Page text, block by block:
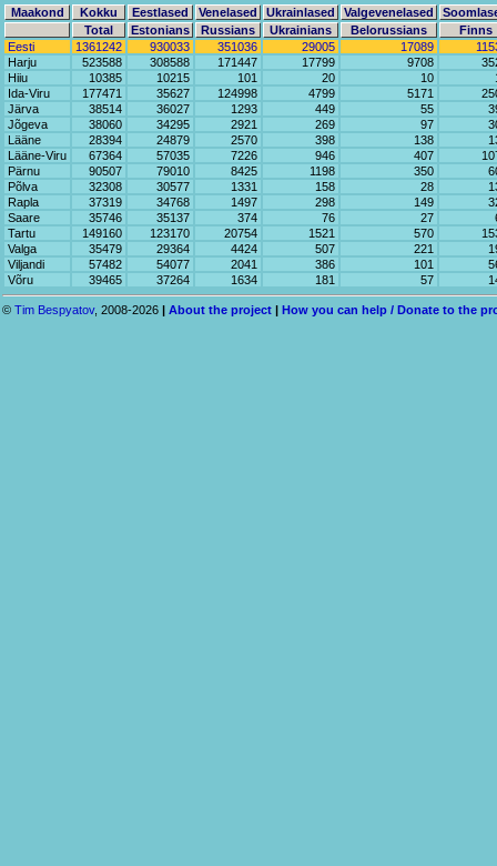
Maakond Kokku Eestlased Venelased Ukrainlased Valgevenelased
Total
Estonians Russians Ukrainians Belorussians
Finns
Eesti
1361242 930033 351036 29005 17089
Harju
523588 308588 171447 17799 9708
Hiiu
10385 10215 101 20 10
Ida-Viru
177471 35627 124998 4799 5171
Järva
38514 36027 1293 449 55
Jõgeva
38060 34295 2921 269 97
Lääne
28394 24879 2570 398 138
Lääne-Viru
67364 57035 7226 946 407
Pärnu
90507 79010 8425 1198 350
Põlva
32308 30577 1331 158 28
Rapla
37319 34768 1497 298 149
Saare
35746 35137 374 76 27
Tartu
149160 123170 20754 1521 570
Valga
35479 29364 4424 507 221
Viljandi
57482 54077 2041 386 101
Võru
39465 37264 1634 181 57
© Tim Bespyatov, 2008-2026 | About the project | How you can help / Donate to the